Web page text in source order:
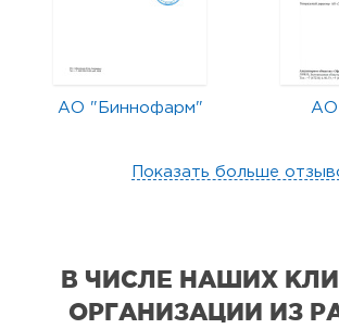
АО "Биннофарм" АО
Показать больше
В ЧИСЛЕ НАШИХ
ОРГАНИЗАЦИИ ИЗ